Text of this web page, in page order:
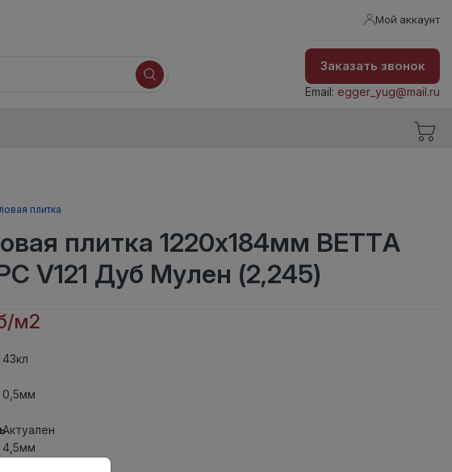
Мой аккаунт
Заказать звонок
Email: egger_yug@mail.ru
плитка
плитка 1220х184мм BETTA
V121 Дуб Мулен (2,245)
м2
43кл
0,5мм
Актуален
4,5мм